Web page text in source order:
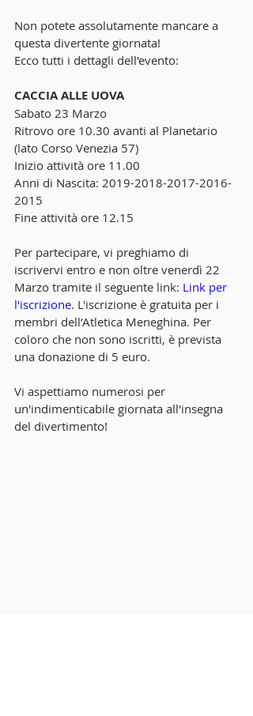
Non potete assolutamente mancare a
questa divertente giornata!
Ecco tutti i dettagli dell'evento:
CACCIA ALLE UOVA
Sabato 23 Marzo
Ritrovo ore 10.30 avanti al Planetario
(lato Corso Venezia 57)
Inizio attività ore 11.00
Anni di Nascita: 2019-2018-2017-2016-
2015
Fine attività ore 12.15
Per partecipare, vi preghiamo di
iscrivervi entro e non oltre venerdì 22
Marzo tramite il seguente link: Link per
l'iscrizione. L'iscrizione è gratuita per i
membri dell’Atletica Meneghina. Per
coloro che non sono iscritti, è prevista
una donazione di 5 euro.
Vi aspettiamo numerosi per
un'indimenticabile giornata all'insegna
del divertimento!